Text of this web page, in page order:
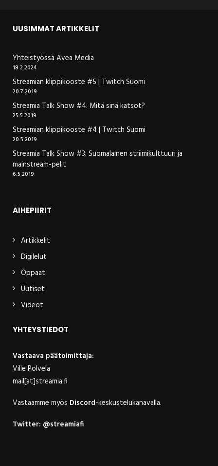
UUSIMMAT ARTIKKELIT
Yhteistyössä Avea Media
18.2.2024
Streamian klippikooste #5 | Twitch Suomi
20.7.2019
Streamia Talk Show #4: Mitä sinä katsot?
25.5.2019
Streamian klippikooste #4 | Twitch Suomi
20.5.2019
Streamia Talk Show #3: Suomalainen striimikulttuuri ja
mainstream-pelit
6.5.2019
AIHEPIIRIT
Artikkelit
Digilelut
Oppaat
Uutiset
Videot
YHTEYSTIEDOT
Vastaava päätoimittaja:
Ville Polvela
mail[at]streamia.fi
Vastaamme myös Discord-keskustelukanavalla.
Twitter: @streamiafi